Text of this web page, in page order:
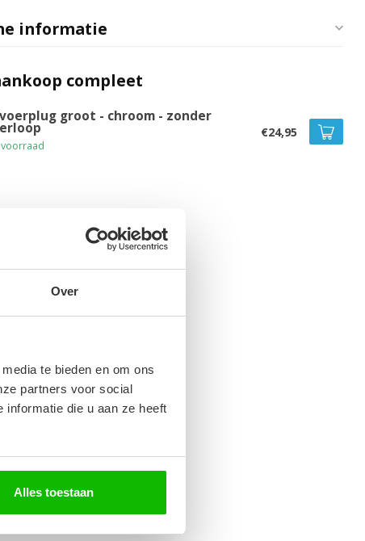
Over
te bieden en om ons
partners voor social
informatie die u aan ze heeft
Alles toestaan
informatie
compleet
groot - chroom - zonder
€24,95